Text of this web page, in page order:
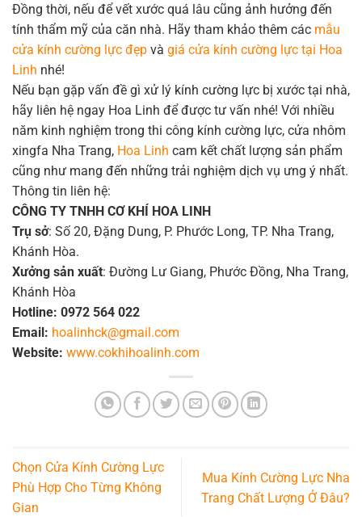
Đồng thời, nếu để vết xước quá lâu cũng ảnh hưởng đến
tính thẩm mỹ của căn nhà. Hãy tham khảo thêm các mẫu
cửa kính cường lực đẹp và giá cửa kính cường lực tại Hoa
Linh nhé!
Nếu bạn gặp vấn đề gì xử lý kính cường lực bị xước tại nhà,
hãy liên hệ ngay Hoa Linh để được tư vấn nhé! Với nhiều
năm kinh nghiệm trong thi công kính cường lực, cửa nhôm
xingfa Nha Trang, Hoa Linh cam kết chất lượng sản phẩm
cũng như mang đến những trải nghiệm dịch vụ ưng ý nhất.
Thông tin liên hệ:
CÔNG TY TNHH CƠ KHÍ HOA LINH
Trụ sở: Số 20, Đặng Dung, P. Phước Long, TP. Nha Trang,
Khánh Hòa.
Xưởng sản xuất: Đường Lư Giang, Phước Đồng, Nha Trang,
Khánh Hòa
Hotline: 0972 564 022
Email: hoalinhck@gmail.com
Website: www.cokhihoalinh.com
Chọn Cửa Kính Cường Lực
Phù Hợp Cho Từng Không
Gian
Mua Kính Cường Lực Nha
Trang Chất Lượng Ở Đâu?